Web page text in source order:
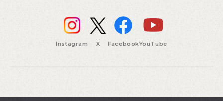
Instagram X FacebookYouTube